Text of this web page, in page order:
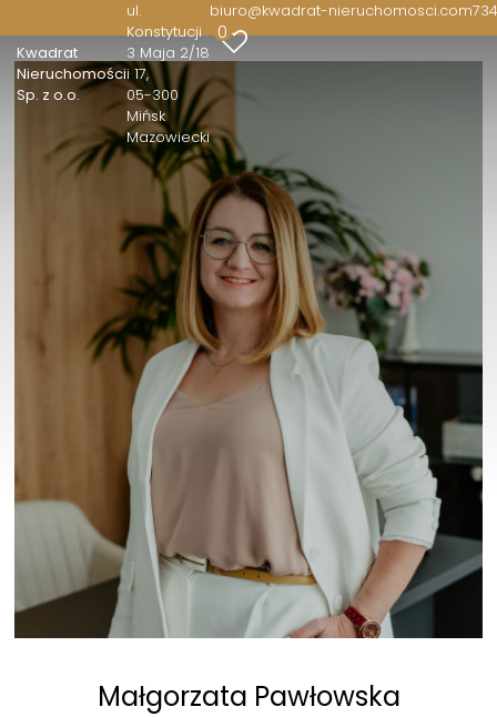
Kwadrat
Nieruchomości
Sp. z o.o.
ul.
Konstytucji
3 Maja 2/18
i 17
05-300
Mińsk
Mazowiecki
biuro@kwadrat-nieruchomosci.com
0
Małgorzata Pawłowska